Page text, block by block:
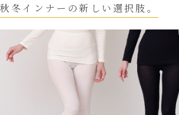
秋冬インナーの新しい選択肢。